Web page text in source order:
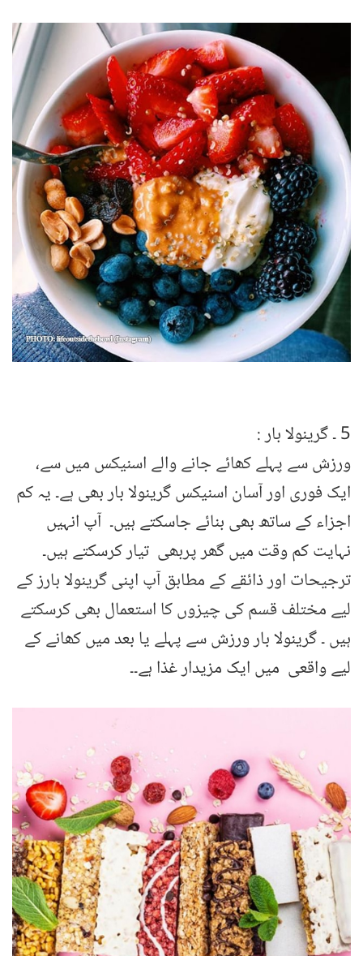
5 ۔ گرینولا بار :
ورزش سے پہلے کھائے جانے والے اسنیکس میں سے،
ایک فوری اور آسان اسنیکس گرینولا بار بھی ہے۔ یہ کم
اجزاء کے ساتھ بھی بنائے جاسکتے ہیں۔ آپ انہیں
نہایت کم وقت میں گھر پربھی تیار کرسکتے ہیں۔
ترجیحات اور ذائقے کے مطابق آپ اپنی گرینولا بارز کے
لیے مختلف قسم کی چیزوں کا استعمال بھی کرسکتے
ہیں ۔ گرینولا بار ورزش سے پہلے یا بعد میں کھانے کے
لیے واقعی میں ایک مزیدار غذا ہے۔۔